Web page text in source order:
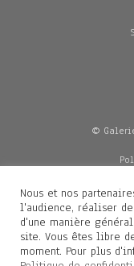
©
Nous et nos
l'audience, réaliser
d'une manière
site. Vous êtes libre
moment. Pour plus